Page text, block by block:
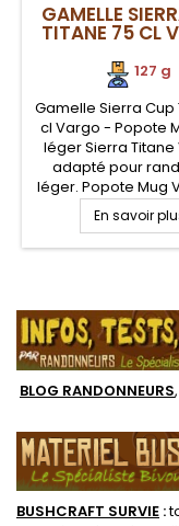
GAMELLE
TITANE 75 CL
127 g
Gamelle Sierra Cup
cl Vargo - Popote
léger Sierra Titane
adapté pour
léger. Popote Mug
randonnée
avec anses
Couvercle ajouré
légèreté de cette
randonnée ultra
En savoir
BLOG RANDONNEURS
BUSHCRAFT SURVIE :